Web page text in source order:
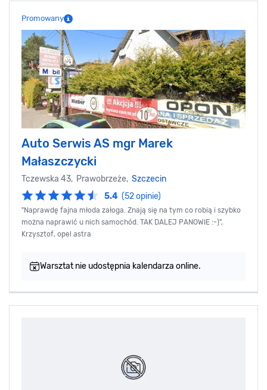
Promowany
Auto Serwis AS mgr Marek
Małaszczycki
Tczewska 43, Prawobrzeże, Szczecin
5.4 (52 opinie)
"Naprawdę fajna młoda załoga. Znają się na tym co robią i szybko
można naprawić u nich samochód. TAK DALEJ PANOWIE :-)",
Krzysztof, opel astra
Warsztat nie udostępnia kalendarza online.